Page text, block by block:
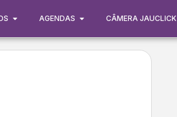
AGENDAS CÂMERA JAUCLICK